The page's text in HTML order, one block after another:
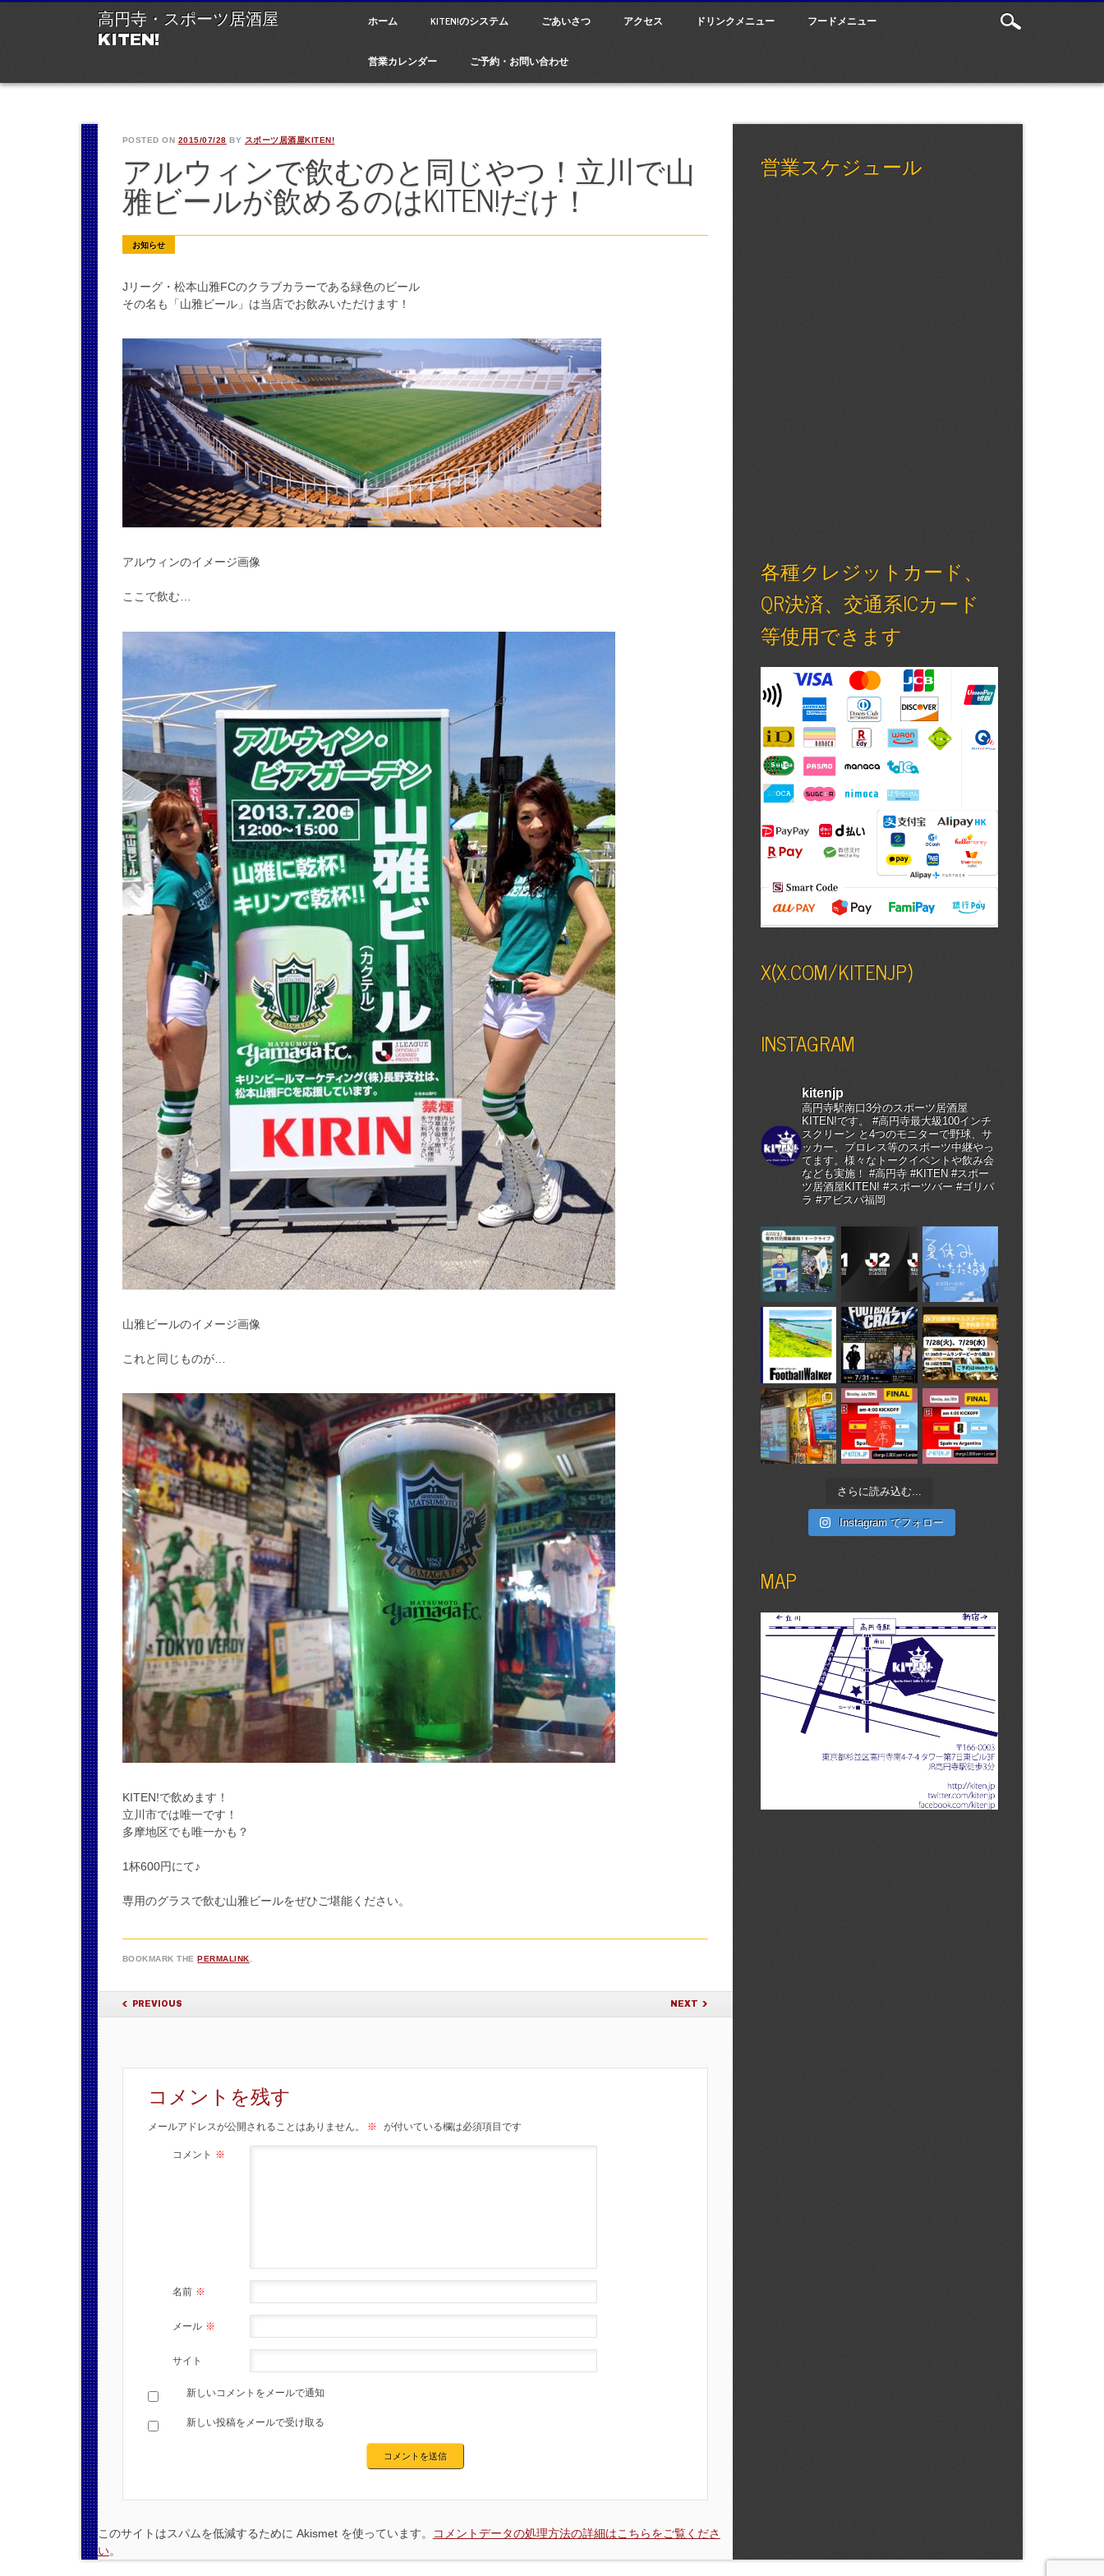
高円寺・スポーツ居酒屋
KITEN!
Main menu
ホーム KITEN!のシステム ごあいさつ アクセス ドリンクメニュー フードメニュー
営業カレンダー ご予約・お問い合わせ
POSTED ON 2015/07/28 BY スポーツ居酒屋KITEN!
アルウィンで飲むのと同じやつ！立川で山
雅ビールが飲めるのはKITEN!だけ！
お知らせ
Jリーグ・松本山雅FCのクラブカラーである緑色のビール
その名も「山雅ビール」は当店でお飲みいただけます！
アルウィンのイメージ画像
ここで飲む…
山雅ビールのイメージ画像
これと同じものが…
KITEN!で飲めます！
立川市では唯一です！
多摩地区でも唯一かも？
1杯600円にて♪
専用のグラスで飲む山雅ビールをぜひご堪能ください。
BOOKMARK THEPERMALINK.
POST NAVIGATION
PREVIOUS NEXT
コメントを残す
メールアドレスが公開されることはありません。 ※ が付いている欄は必須項目です
コメント ※
名前 ※
メール ※
サイト
新しいコメントをメールで通知
新しい投稿をメールで受け取る
このサイトはスパムを低減するために Akismet を使っています。
コメントデータの処理方法の詳細はこちらをご覧くださ
い。
営業スケジュール
各種クレジットカード、
QR決済、交通系ICカード
等使用できます
X(X.COM/KITENJP)
INSTAGRAM
kitenjp
高円寺駅南口3分のスポーツ居酒屋
KITEN!です。 #高円寺最大級100インチ
スクリーン と4つのモニターで野球、サ
ッカー、プロレス等のスポーツ中継やっ
てます。様々なトークイベントや飲み会
なども実施！ #高円寺 #KITEN #スポー
ツ居酒屋KITEN! #スポーツバー #ゴリパ
ラ #アビスパ福岡
さらに読み込む...
Instagram でフォロー
MAP